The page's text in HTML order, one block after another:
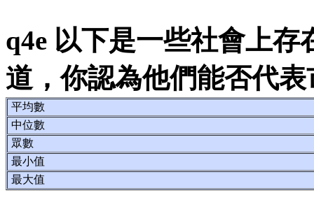
q4e 以下是一些社會上
道，你認為他們能否代
平均數
中位數
眾數
最小值
最大值